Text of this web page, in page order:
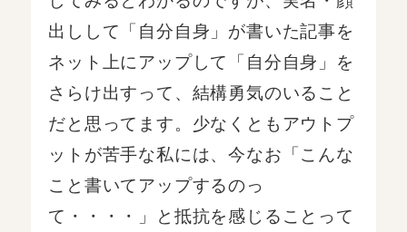
出しして「自分自身」が書いた記事を
ネット上にアップして「自分自身」を
さらけ出すって、結構勇気のいること
だと思ってます。少なくともアウトプ
ットが苦手な私には、今なお「こんな
こと書いてアップするのっ
て・・・・」と抵抗を感じることって